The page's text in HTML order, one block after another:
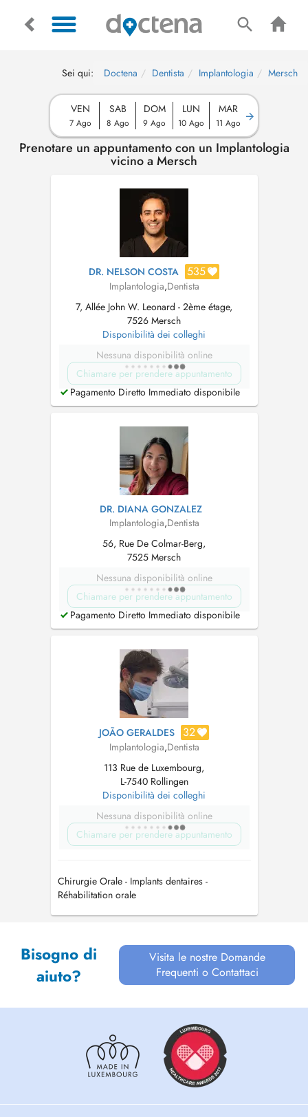
Sei qui: Doctena Dentista Implantologia Mersch
VEN
7 Ago
SAB
8 Ago
DOM
9 Ago
LUN
10 Ago
MAR
11 Ago
Prenotare un appuntamento con un Implantologia
vicino a Mersch
DR. NELSON COSTA 535
Implantologia,Dentista
7, Allée John W. Leonard - 2ème étage,
7526 Mersch
Disponibilità dei colleghi
Nessuna disponibilità online
Chiamare per prendere appuntamento
Pagamento Diretto Immediato disponibile
DR. DIANA GONZALEZ
Implantologia,Dentista
56, Rue De Colmar-Berg,
7525 Mersch
Nessuna disponibilità online
Chiamare per prendere appuntamento
Pagamento Diretto Immediato disponibile
JOÃO GERALDES 32
Implantologia,Dentista
113 Rue de Luxembourg,
L-7540 Rollingen
Disponibilità dei colleghi
Nessuna disponibilità online
Chiamare per prendere appuntamento
Chirurgie Orale - Implants dentaires -
Réhabilitation orale
Bisogno di
aiuto?
Visita le nostre Domande
Frequenti o Contattaci